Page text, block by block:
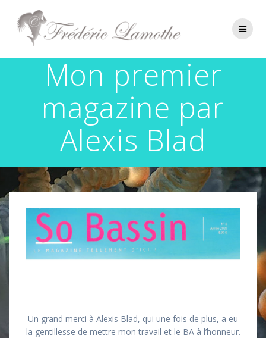
contenu
Mon premier
magazine par
Alexis Blad
Un grand merci à Alexis Blad, qui une fois de plus, a eu
la gentillesse de mettre mon travail et le BA à l’honneur.